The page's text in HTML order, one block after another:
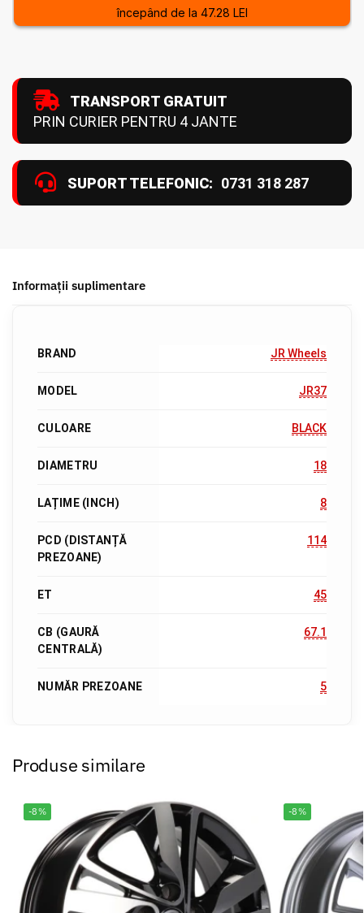
începând de la 47.28 LEI
TRANSPORT GRATUIT
PRIN CURIER PENTRU 4 JANTE
SUPORT TELEFONIC: 0731 318 287
Informații suplimentare
BRAND JR Wheels
MODEL JR37
CULOARE BLACK
DIAMETRU 18
LAȚIME (INCH) 8
PCD (DISTANȚĂ
PREZOANE)
114
ET 45
CB (GAURĂ
CENTRALĂ)
67.1
NUMĂR PREZOANE 5
Produse similare
-8% -8%